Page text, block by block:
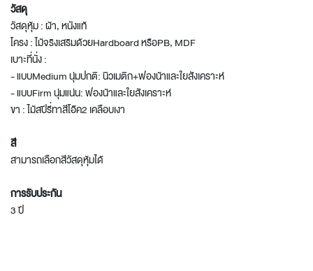
วัสดุ
วัสดุหุ้ม : ผ้า, หนังแท้
โครง : ไม้จริงเสริมด้วยHardboard หรือPB, MDF
เบาะที่นั่ง :
- แบบMedium นุ่มปกติ: นิวเมติก+ฟองน้าและใยสังเคราะห์
- แบบFirm นุ่มแน่น: ฟองน้าและใยสังเคราะห์
ขา : ไม้สปีรี่ทาสีโอ๊ค2 เคลือบเงา
สี
สามารถเลือกสีวัสดุหุ้มได้
การรับประกัน
3 ปี